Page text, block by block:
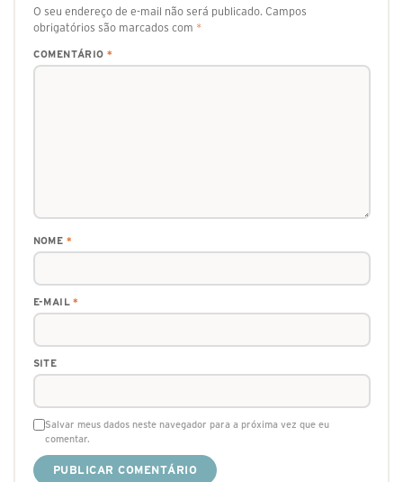
O seu endereço de e-mail não será publicado. Campos
obrigatórios são marcados com *
COMENTÁRIO *
NOME *
E-MAIL*
SITE
Salvar meus dados neste navegador para a próxima vez que eu
comentar.